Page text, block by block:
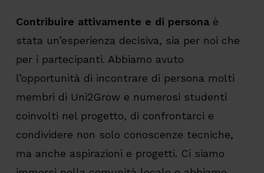
Contribuire attivamente e di personaè
stata un’esperienza decisiva, sia per noi che
per i partecipanti. Abbiamo avuto
l’opportunità di incontrare di persona molti
membri di Uni2Grow e numerosi studenti
coinvolti nel progetto, di confrontarci e
condividere non solo conoscenze tecniche,
ma anche aspirazioni e progetti. Ci siamo